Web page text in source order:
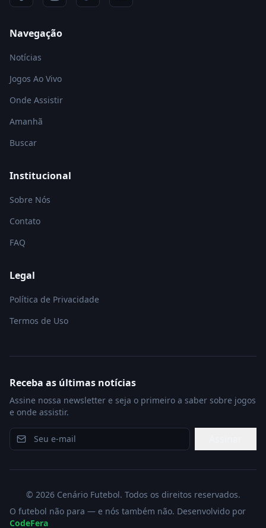
Navegação
Notícias
Jogos Ao Vivo
Onde Assistir
Amanhã
Buscar
Institucional
Sobre Nós
Contato
FAQ
Legal
Política de Privacidade
Termos de Uso
Receba as últimas notícias
Assine nossa newsletter e seja o primeiro a saber sobre jogos
e onde assistir.
© 2026Cenário Futebol. Todos os direitos reservados.
O futebol não para — e nós também não. Desenvolvido por
CodeFera